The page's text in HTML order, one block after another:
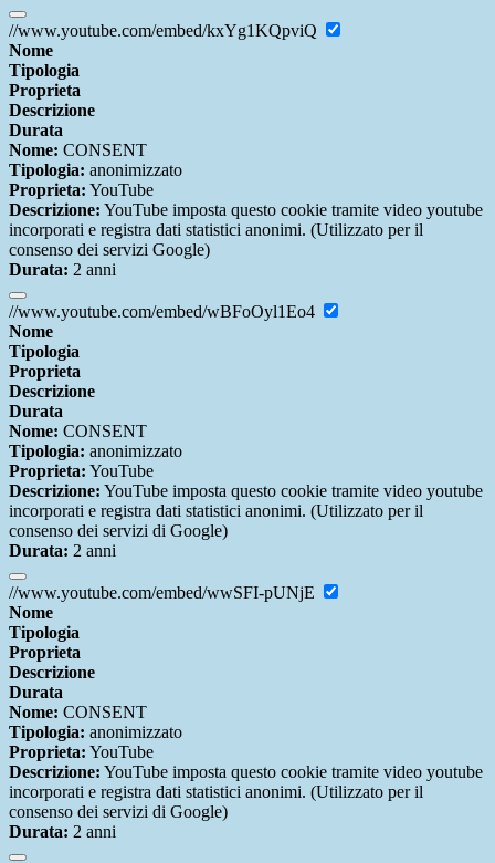
//www.youtube.com/embed/kxYg1KQpviQ
Nome
Tipologia
Proprieta
Descrizione
Durata
Nome: CONSENT
Tipologia: anonimizzato
Proprieta: YouTube
Descrizione: YouTube imposta questo cookie tramite video youtube
incorporati e registra dati statistici anonimi. (Utilizzato per il
consenso dei servizi Google)
Durata: 2 anni
//www.youtube.com/embed/wBFoOyl1Eo4
Nome
Tipologia
Proprieta
Descrizione
Durata
Nome: CONSENT
Tipologia: anonimizzato
Proprieta: YouTube
Descrizione: YouTube imposta questo cookie tramite video youtube
incorporati e registra dati statistici anonimi. (Utilizzato per il
consenso dei servizi di Google)
Durata: 2 anni
//www.youtube.com/embed/wwSFI-pUNjE
Nome
Tipologia
Proprieta
Descrizione
Durata
Nome: CONSENT
Tipologia: anonimizzato
Proprieta: YouTube
Descrizione: YouTube imposta questo cookie tramite video youtube
incorporati e registra dati statistici anonimi. (Utilizzato per il
consenso dei servizi di Google)
Durata: 2 anni